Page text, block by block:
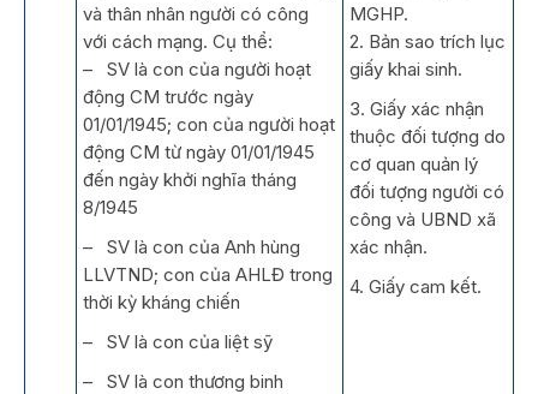
và thân nhân người có công
với cách mạng. Cụ thể:
– SV là con của người hoạt
động CM trước ngày
01/01/1945; con của người hoạt
động CM từ ngày 01/01/1945
đến ngày khởi nghĩa tháng
8/1945
– SV là con của Anh hùng
LLVTND; con của AHLĐ trong
thời kỳ kháng chiến
– SV là con của liệt sỹ
– SV là con thương binh
MGHP.
2. Bản sao trích lục
giấy khai sinh.
3. Giấy xác nhận
thuộc đối tượng do
cơ quan quản lý
đối tượng người có
công và UBND xã
xác nhận.
4. Giấy cam kết.